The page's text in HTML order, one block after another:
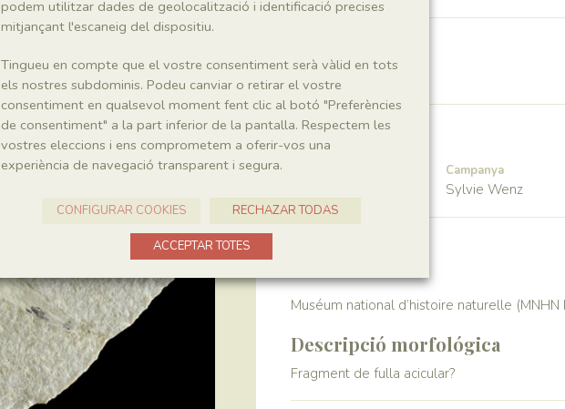
Pedrera de Meià
Recol·lecció
Campanya
Sylvie Wenz
Muséum national d’histoire naturelle (MNHN
Descripció morfológica
Fragment de fulla acicular?
podem utilitzar dades de geolocalització i identificació precises
mitjançant l'escaneig del dispositiu.
Tingueu en compte que el vostre consentiment serà vàlid en tots
els nostres subdominis. Podeu canviar o retirar el vostre
consentiment en qualsevol moment fent clic al botó "Preferències
de consentiment" a la part inferior de la pantalla. Respectem les
vostres eleccions i ens comprometem a oferir-vos una
experiència de navegació transparent i segura.
CONFIGURAR COOKIES RECHAZAR TODAS
ACCEPTAR TOTES